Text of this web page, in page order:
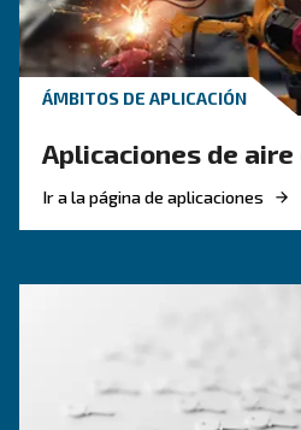
El F.A.Q.
comprimido